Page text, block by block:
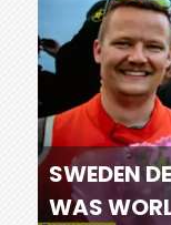
SWEDEN
WAS